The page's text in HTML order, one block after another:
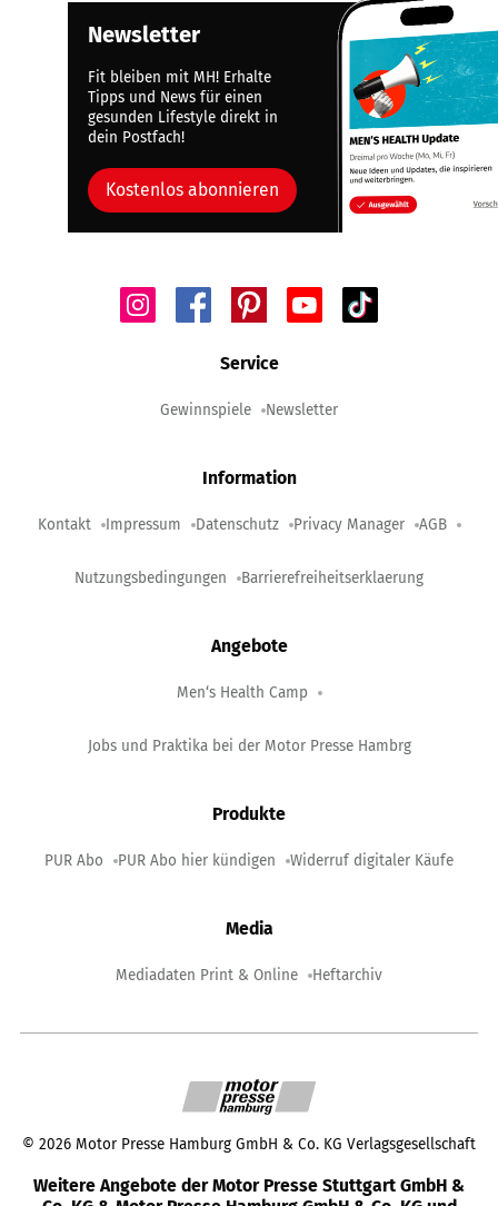
Newsletter
Fit bleiben mit MH! Erhalte
Tipps und News für einen
gesunden Lifestyle direkt in
dein Postfach!
Kostenlos abonnieren
Service
Gewinnspiele Newsletter
Information
Kontakt Impressum Datenschutz Privacy Manager AGB
Nutzungsbedingungen Barrierefreiheitserklaerung
Angebote
Men‘s Health Camp
Jobs und Praktika bei der Motor Presse Hambrg
Produkte
PUR Abo PUR Abo hier kündigen Widerruf digitaler Käufe
Media
Mediadaten Print & Online Heftarchiv
© 2026 Motor Presse Hamburg GmbH & Co. KG Verlagsgesellschaft
Weitere Angebote der Motor Presse Stuttgart GmbH &